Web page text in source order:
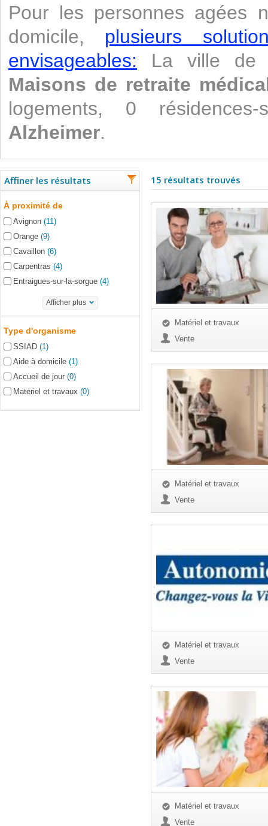
Pour les personnes agées
domicile, plusieurs
envisageables: La ville de
Maisons de retraite
logements, 0
Alzheimer.
Affiner les résultats
À proximité de
Avignon (11)
Orange (9)
Cavaillon (6)
Carpentras (4)
Entraigues-sur-la-sorgue (4)
Afficher plus
Type d'organisme
SSIAD (1)
Aide à domicile (1)
Accueil de jour (0)
Matériel et travaux (0)
15 résultats trouvés
Matériel et travaux
Vente
Matériel et travaux
Vente
Matériel et travaux
Vente
Matériel et travaux
Vente